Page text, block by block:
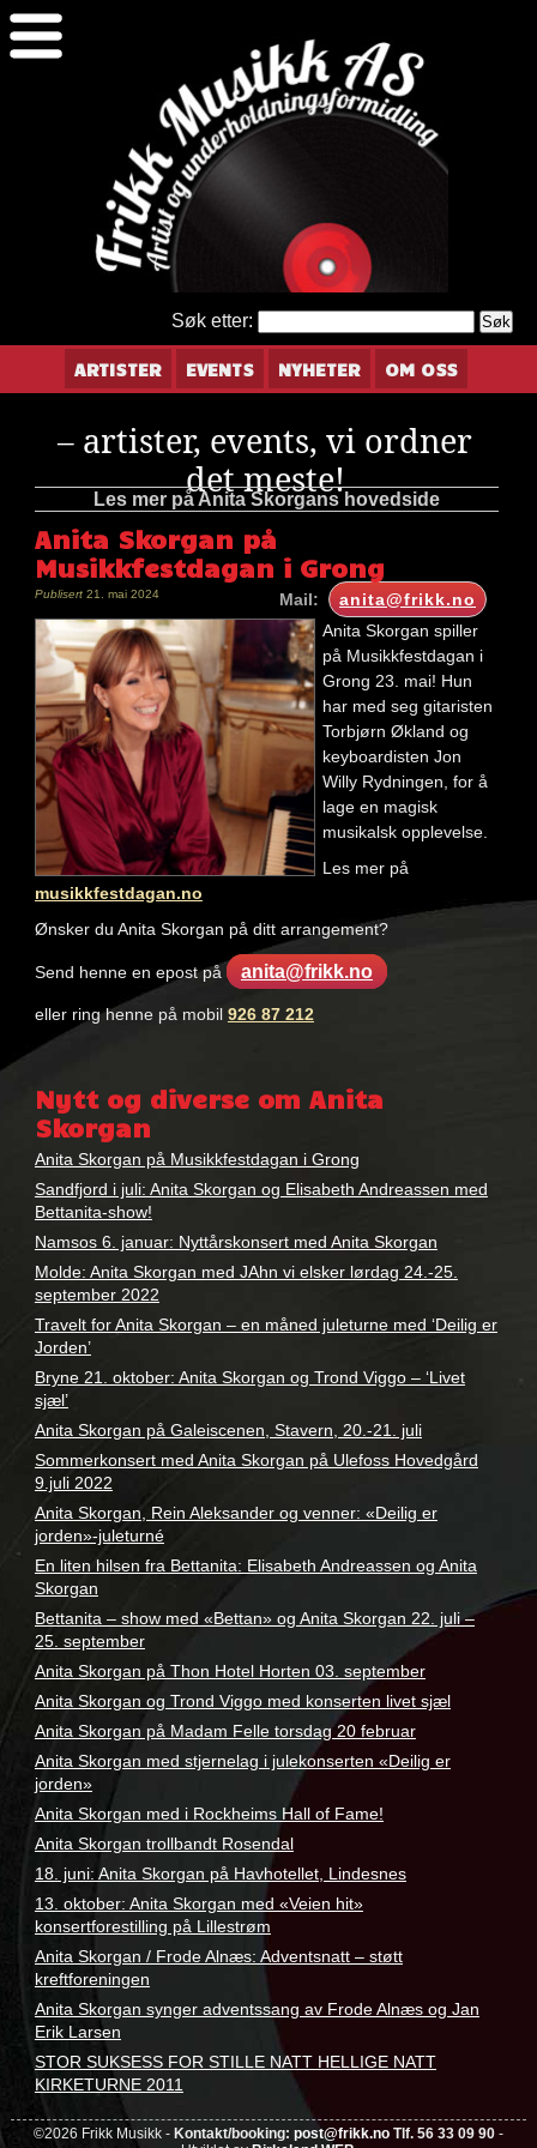
Søk etter:
ARTISTER EVENTS NYHETER OM OSS
– artister, events, vi ordner
det meste!
Les mer på Anita Skorgans hovedside
Anita Skorgan på
Musikkfestdagan i Grong
anita@frikk.no
Mail:
Publisert21. mai 2024
Anita Skorgan spiller
på Musikkfestdagan i
Grong 23. mai! Hun
har med seg gitaristen
Torbjørn Økland og
keyboardisten Jon
Willy Rydningen, for å
lage en magisk
musikalsk opplevelse.
Les mer på
musikkfestdagan.no
Ønsker du Anita Skorgan på ditt arrangement?
Send henne en epost på anita@frikk.no
eller ring henne på mobil 926 87 212
Nøkkelord:
skorgan
Nytt og diverse om Anita
Skorgan
Anita Skorgan på Musikkfestdagan i Grong
Sandfjord i juli: Anita Skorgan og Elisabeth Andreassen med
Bettanita-show!
Namsos 6. januar: Nyttårskonsert med Anita Skorgan
Molde: Anita Skorgan med JAhn vi elsker lørdag 24.-25.
september 2022
Travelt for Anita Skorgan – en måned juleturne med ‘Deilig er
Jorden’
Bryne 21. oktober: Anita Skorgan og Trond Viggo – ‘Livet
sjæl’
Anita Skorgan på Galeiscenen, Stavern, 20.-21. juli
Sommerkonsert med Anita Skorgan på Ulefoss Hovedgård
9.juli 2022
Anita Skorgan, Rein Aleksander og venner: «Deilig er
jorden»-juleturné
En liten hilsen fra Bettanita: Elisabeth Andreassen og Anita
Skorgan
Bettanita – show med «Bettan» og Anita Skorgan 22. juli –
25. september
Anita Skorgan på Thon Hotel Horten 03. september
Anita Skorgan og Trond Viggo med konserten livet sjæl
Anita Skorgan på Madam Felle torsdag 20 februar
Anita Skorgan med stjernelag i julekonserten «Deilig er
jorden»
Anita Skorgan med i Rockheims Hall of Fame!
Anita Skorgan trollbandt Rosendal
18. juni: Anita Skorgan på Havhotellet, Lindesnes
13. oktober: Anita Skorgan med «Veien hit»
konsertforestilling på Lillestrøm
Anita Skorgan / Frode Alnæs: Adventsnatt – støtt
kreftforeningen
Anita Skorgan synger adventssang av Frode Alnæs og Jan
Erik Larsen
STOR SUKSESS FOR STILLE NATT HELLIGE NATT
KIRKETURNE 2011
©2026 Frikk Musikk - Kontakt/booking: post@frikk.noTlf. 56 33 09 90-